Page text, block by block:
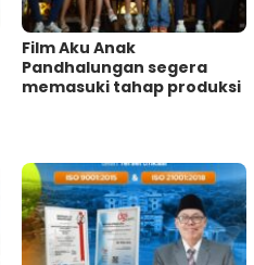
Film Aku Anak
Pandhalungan segera
memasuki tahap produksi